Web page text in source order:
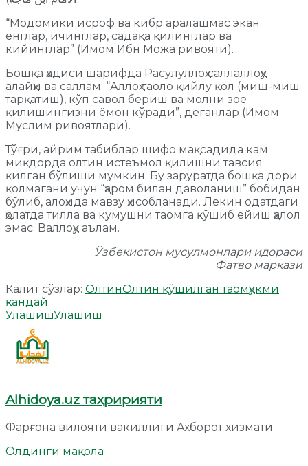
“Модомики исроф ва кибр аралашмас экан
енглар, ичинглар, садақа қилинглар ва
кийинглар” (Имом Ибн Можа ривояти).
Бошқа ҳадиси шарифда Расулуллоҳ саллаллоҳу
алайҳи ва саллам: “Аллоҳ таоло қийлу қол (миш-миш
тарқатиш), кўп савол бериш ва молни зое
қилишингизни ёмон кўради”, деганлар (Имом
Муслим ривоятлари).
Тўғри, айрим табиблар шифо мақсадида кам
миқдорда олтин истеъмол қилишни тавсия
қилган бўлиши мумкин. Бу заруратда бошқа дори
қолмагани учун “ҳаром билан даволаниш” бобидан
бўлиб, алоҳида мавзу ҳисобланади. Лекин одатдаги
ҳолатда тилла ва кумушни таомга қўшиб ейиш ҳалол
эмас. Валлоҳу аълам.
Ўзбекистон мусулмонлари идораси
Фатво маркази
Калит сўзлар: ОлтинОлтин қўшилган таомҳукми
қандай
УлашишУлашиш
Alhidoya.uz таҳририяти
Фарғона вилояти вакиллиги Ахборот хизмати
Олдинги мақола